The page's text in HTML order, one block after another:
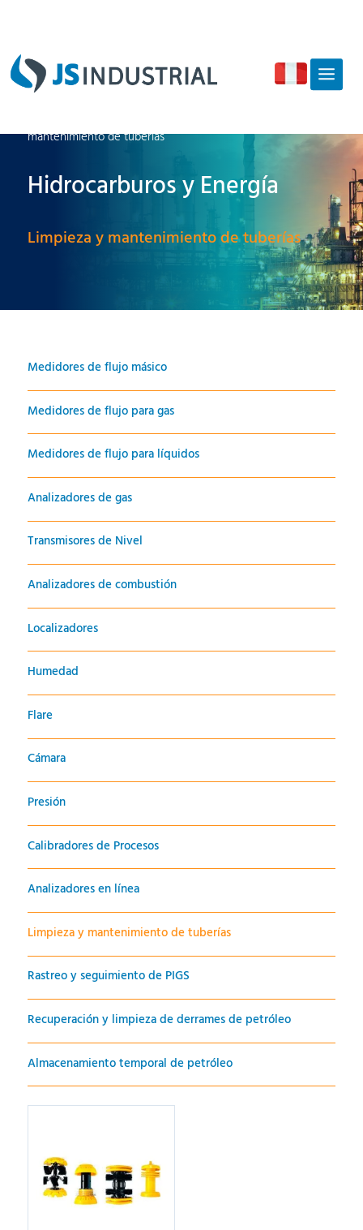
Mantenimiento para detectores de gas
Detección de fugas e interferencias
mantenimiento de tuberías
Hidrocarburos y Energía
Limpieza y mantenimiento de tuberías
Medidores de flujo másico
Medidores de flujo para gas
Medidores de flujo para líquidos
Analizadores de gas
Transmisores de Nivel
Analizadores de combustión
Localizadores
Humedad
Flare
Cámara
Presión
Calibradores de Procesos
Analizadores en línea
Limpieza y mantenimiento de tuberías
Rastreo y seguimiento de PIGS
Recuperación y limpieza de derrames de petróleo
Almacenamiento temporal de petróleo